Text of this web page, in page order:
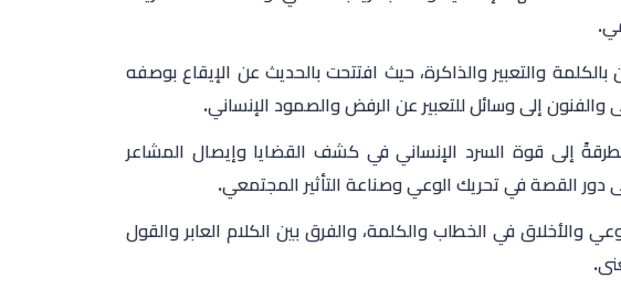
والتعبير والذاكرة، حيث افتتحت بالحديث عن الإيقاع بوصفه
إلى وسائل للتعبير عن الرفض والصمود الإنساني.
إلى قوة السرد الإنساني في كشف القضايا وإيصال المشاعر
دور القصة في تحريك الوعي وصناعة التأثير المجتمعي.
والأخلاق في الخطاب والكلمة، والفرق بين الكلام العابر والقول